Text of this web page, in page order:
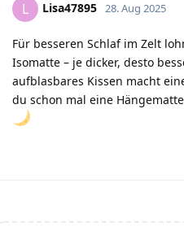
L Lisa47895 28. Aug 2025
Für besseren Schlaf im Zelt
Isomatte – je dicker, desto
aufblasbares Kissen macht
du schon mal eine